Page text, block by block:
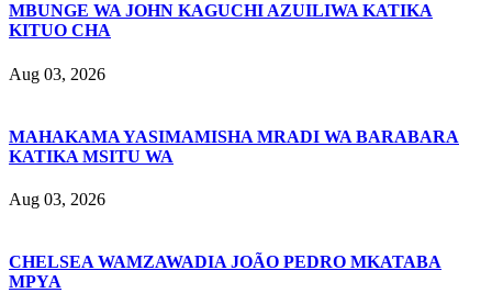
MBUNGE WA JOHN KAGUCHI AZUILIWA KATIKA
KITUO CHA
Aug 03, 2026
MAHAKAMA YASIMAMISHA MRADI WA BARABARA
KATIKA MSITU WA
Aug 03, 2026
CHELSEA WAMZAWADIA JOÃO PEDRO MKATABA
MPYA